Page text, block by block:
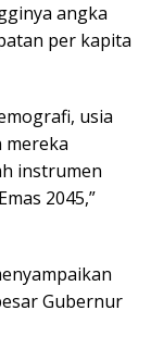
angka
per kapita
usia
mereka
instrumen
2045,”
Gubernur